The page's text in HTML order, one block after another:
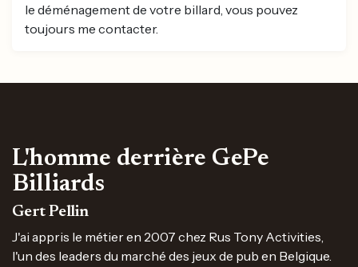
le déménagement de votre billard, vous pouvez
toujours me contacter.
L'homme derrière GePe
Billiards
Gert Pellin
J'ai appris le métier en 2007 chez Rus Tony Activities,
l'un des leaders du marché des jeux de pub en Belgique.